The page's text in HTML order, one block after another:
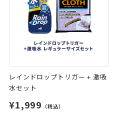
レインドロップトリガー + 激吸
水セット
¥1,999 （税込）